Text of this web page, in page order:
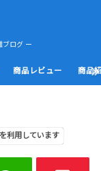
グ ー
商品レビュー 商品
利用しています